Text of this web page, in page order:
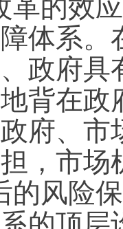
革的效
体系。
政府
背在政
府、市
，市场
的风险